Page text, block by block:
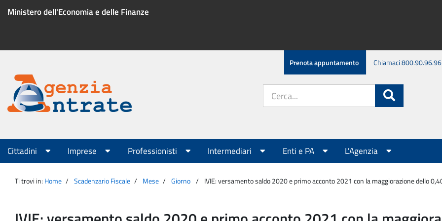
Ministero dell'Economia e delle Finanze
Menu
servizio
Prenota appuntamento Chiamaci 800.90.96.96
Agenzia
Entrate
sito:
Menu
principale
Cittadini Imprese Professionisti Intermediari Enti e PA L'Agenzia
Ti trovi in: Home Scadenzario Fiscale Mese Giorno IVIE: versamento saldo 2020 e primo acconto 2021 con la maggiorazione dello